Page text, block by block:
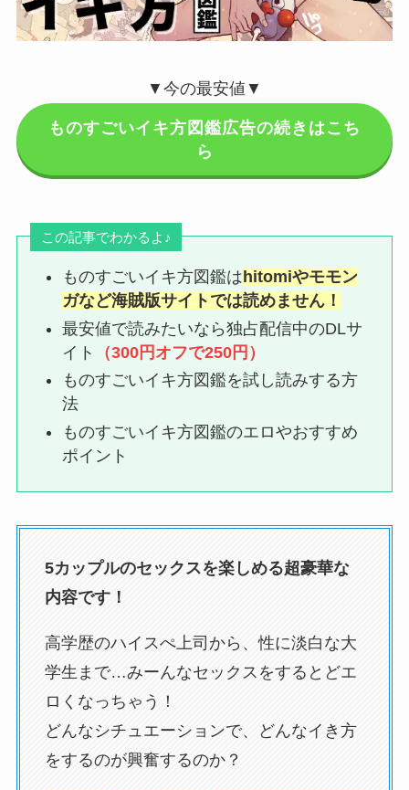
▼今の最安値▼
ものすごいイキ方図鑑広告の続きはこち
ら
この記事でわかるよ♪
ものすごいイキ方図鑑は hitomiやモモン
ガなど海賊版サイトでは読めません！
最安値で読みたいなら独占配信中のDLサ
イト
（300円オフで250円）
ものすごいイキ方図鑑を試し読みする方
法
ものすごいイキ方図鑑のエロやおすすめ
ポイント
5カップルのセックスを楽しめる超豪華な
内容です！
高学歴のハイスぺ上司から、性に淡白な大
学生まで…みーんなセックスをするとどエ
ロくなっちゃう！
どんなシチュエーションで、どんなイき方
をするのが興奮するのか？